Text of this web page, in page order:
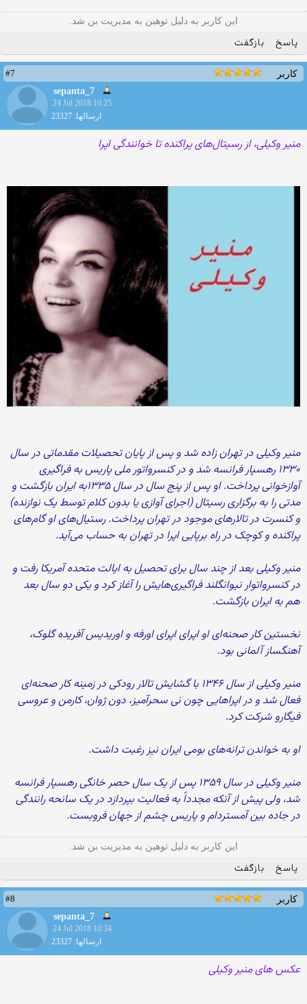
این کاربر به دلیل توهین به مدیریت بن شد.
پاسخ بازگفت
کاربر
#7
sepanta_7
24 Jul 2018 10:25
ارسالها: 23327
منیر وکیلی، از رسیتال‌های پراکنده تا خوانندگی اپرا
منیر وکیلی در تهران زاده شد و پس از پایان تحصیلات مقدماتی در سال
۱۳۳۰ رهسپار فرانسه شد و در کنسرواتور ملی پاریس به فراگیری
آوازخوانی پرداخت. او پس از پنج سال در سال ۱۳۳۵به ایران بازگشت و
مدتی را به برگزاری رسیتال (اجرای آوازی یا بدون کلام توسط یک نوازنده)
و کنسرت در تالارهای موجود در تهران پرداخت. رستیال‌های او گام‌های
پراکنده و کوچک در راه برپایی اپرا در تهران به حساب می‌آید.
منیر وکیلی بعد از چند سال برای تحصیل به ایالت متحده آمریکا رفت و
در کنسرواتوار نیوانگلند فراگیری‌هایش را آغاز کرد و یکی دو سال بعد
هم به ایران بازگشت.
نخستین کار صحنه‌ای او اپرای اپرای اورفه و اوریدیس آفریده گلوک،
آهنگساز آلمانی بود.
منیر وکیلی از سال ۱۳۴۶ با گشایش تالار رودکی در زمینه کار صحنه‌ای
فعال شد و در اپراهایی چون نی سحرآمیز، دون ژوان، کارمن و عروسی
فیگارو شرکت کرد.
او به خواندن ترانه‌های بومی ایران نیز رغبت داشت.
منیر وکیلی در سال ۱۳۵۹ پس از یک سال حصر خانگی رهسپار فرانسه
شد، ولی پیش از آنکه مجدداً به فعالیت بپردازد در یک سانحه رانندگی
در جاده بین آمستردام و پاریس چشم از جهان فروبست.
این کاربر به دلیل توهین به مدیریت بن شد.
پاسخ بازگفت
کاربر
#8
sepanta_7
24 Jul 2018 10:34
ارسالها: 23327
عکس های منیر وکیلی